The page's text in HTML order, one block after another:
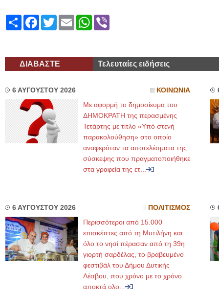
ShareFacebook
TwitterEmailWhatsApp
ΔΙΑΒΑΣΤΕ Τελευταίες ειδήσεις
6 ΑΥΓΟΥΣΤΟΥ 2026 ΚΟΙΝΩΝΙΑ
Με αφορμή το δημοσίευμα του
ΔΗΜΟΚΡΑΤΗ της περασμένης
Τετάρτης με τίτλο «Υπό στενή
παρακολούθηση» στο οποίο
αναφερόταν τα αποτελέσματα της
σύσκεψης που πραγματοποιήθηκε
στα γραφεία της ετ...
6 ΑΥΓΟΥΣΤΟΥ 2026 ΠΟΛΙΤΙΣΜΟΣ
Περισσότεροι από 15.000
επισκέπτες από τη Μυτιλήνη και
όλο το νησί πέρασαν από τη 39η
γιορτή σαρδέλας, το βραβευμένο
φεστιβάλ του Δήμου Δυτικής
Λέσβου, που χρόνο με το χρόνο
αποκτά ολο...